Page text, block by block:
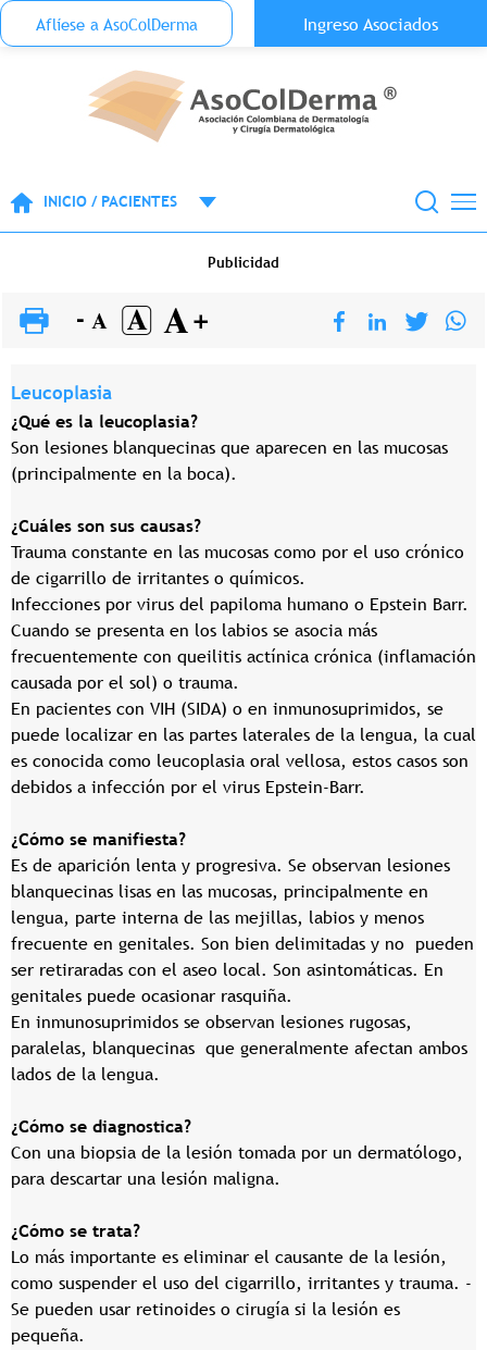
Pasar al contenido principal
Menu Top Anónimo
Aflíese a AsoColDerma Ingreso Asociados
INICIO / PACIENTES
Publicidad
Leucoplasia
¿Qué es la leucoplasia?
Son lesiones blanquecinas que aparecen en las mucosas
(principalmente en la boca).
¿Cuáles son sus causas?
Trauma constante en las mucosas como por el uso crónico
de cigarrillo de irritantes o químicos.
Infecciones por virus del papiloma humano o Epstein Barr.
Cuando se presenta en los labios se asocia más
frecuentemente con queilitis actínica crónica (inflamación
causada por el sol) o trauma.
En pacientes con VIH (SIDA) o en inmunosuprimidos, se
puede localizar en las partes laterales de la lengua, la cual
es conocida como leucoplasia oral vellosa, estos casos son
debidos a infección por el virus Epstein-Barr.
¿Cómo se manifiesta?
Es de aparición lenta y progresiva. Se observan lesiones
blanquecinas lisas en las mucosas, principalmente en
lengua, parte interna de las mejillas, labios y menos
frecuente en genitales. Son bien delimitadas y no pueden
ser retiraradas con el aseo local. Son asintomáticas. En
genitales puede ocasionar rasquiña.
En inmunosuprimidos se observan lesiones rugosas,
paralelas, blanquecinas que generalmente afectan ambos
lados de la lengua.
¿Cómo se diagnostica?
Con una biopsia de la lesión tomada por un dermatólogo,
para descartar una lesión maligna.
¿Cómo se trata?
Lo más importante es eliminar el causante de la lesión,
como suspender el uso del cigarrillo, irritantes y trauma. -
Se pueden usar retinoides o cirugía si la lesión es
pequeña.